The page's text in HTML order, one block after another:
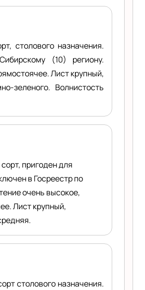
столового назначения.
(10) региону.
Лист крупный,
зеленого. Волнистость
пригоден для
в Госреестр по
очень высокое,
Лист крупный,
столового назначения.